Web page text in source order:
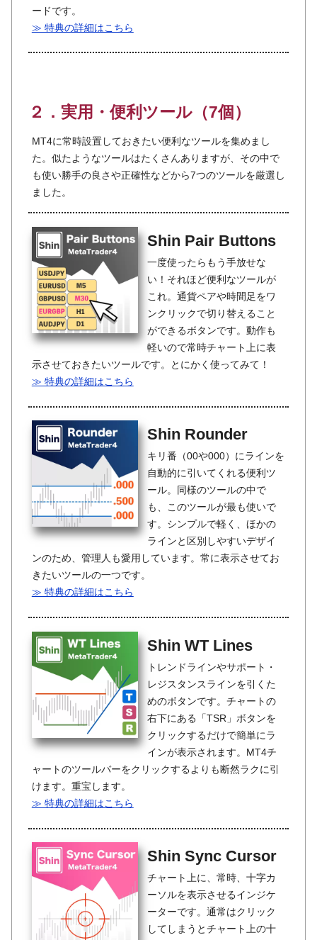
ードです。
≫ 特典の詳細はこちら
２．実用・便利ツール（7個）
MT4に常時設置しておきたい便利なツールを集めまし
た。似たようなツールはたくさんありますが、その中で
も使い勝手の良さや正確性などから7つのツールを厳選し
ました。
Shin Pair Buttons
一度使ったらもう手放せな
い！それほど便利なツールが
これ。通貨ペアや時間足をワ
ンクリックで切り替えること
ができるボタンです。動作も
軽いので常時チャート上に表
示させておきたいツールです。とにかく使ってみて！
≫ 特典の詳細はこちら
Shin Rounder
キリ番（00や000）にラインを
自動的に引いてくれる便利ツ
ール。同様のツールの中で
も、このツールが最も使いで
す。シンプルで軽く、ほかの
ラインと区別しやすいデザイ
ンのため、管理人も愛用しています。常に表示させてお
きたいツールの一つです。
≫ 特典の詳細はこちら
Shin WT Lines
トレンドラインやサポート・
レジスタンスラインを引くた
めのボタンです。チャートの
右下にある「TSR」ボタンを
クリックするだけで簡単にラ
インが表示されます。MT4チ
ャートのツールバーをクリックするよりも断然ラクに引
けます。重宝します。
≫ 特典の詳細はこちら
Shin Sync Cursor
チャート上に、常時、十字カ
ーソルを表示させるインジケ
ーターです。通常はクリック
してしまうとチャート上の十